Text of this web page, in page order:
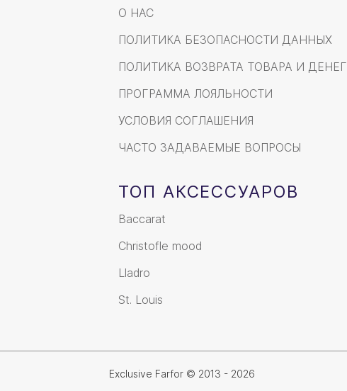
О НАС
ПОЛИТИКА БЕЗОПАСНОСТИ ДАННЫХ
ПОЛИТИКА ВОЗВРАТА ТОВАРА И ДЕНЕГ
ПРОГРАММА ЛОЯЛЬНОСТИ
УСЛОВИЯ СОГЛАШЕНИЯ
ЧАСТО ЗАДАВАЕМЫЕ ВОПРОСЫ
ТОП АКСЕССУАРОВ
Baccarat
Christofle mood
Lladro
St. Louis
Exclusive Farfor © 2013 - 2026